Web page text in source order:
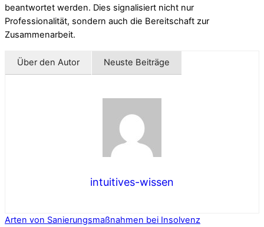
beantwortet werden. Dies signalisiert nicht nur
Professionalität, sondern auch die Bereitschaft zur
Zusammenarbeit.
Über den Autor Neuste Beiträge
intuitives-wissen
Arten von Sanierungsmaßnahmen bei Insolvenz